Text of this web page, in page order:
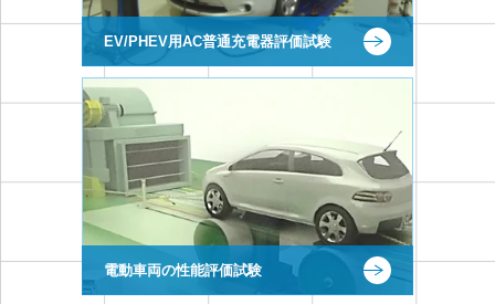
EV/PHEV用AC普通充電器評価試験
電動車両の性能評価試験